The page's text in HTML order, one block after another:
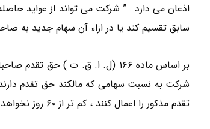
اذعان می دارد : ” شرکت می تواند از عواید
سابق تقسیم کند یا در ازاء آن سهام جدید به
بر اساس ماده ۱۶۶ (ل. ا. ق. ت )
شرکت به نسبت سهامی که مالکند حق تقدم
تقدم مذکور را اعمال کنند ، کم تر از ۶۰ روز نخواهد بود . این مهلت از روزی که برای پذیره نویسی تعیین می گردد شروع می شود “.